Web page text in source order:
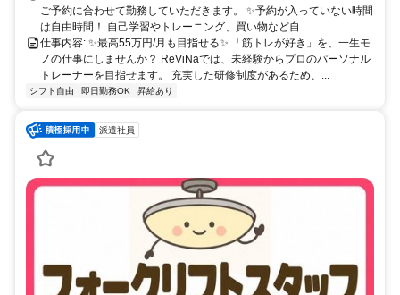
ご予約に合わせて勤務していただきます。 ✨予約が入っていない時間
は自由時間！ 自己学習やトレーニング、買い物など自...
仕事内容: ✨最高55万円/月も目指せる✨ 「筋トレが好き」を、一生モ
ノの仕事にしませんか？ ReViNaでは、未経験からプロのパーソナル
トレーナーを目指せます。 充実した研修制度があるため、...
シフト自由 即日勤務OK 昇給あり
派遣社員